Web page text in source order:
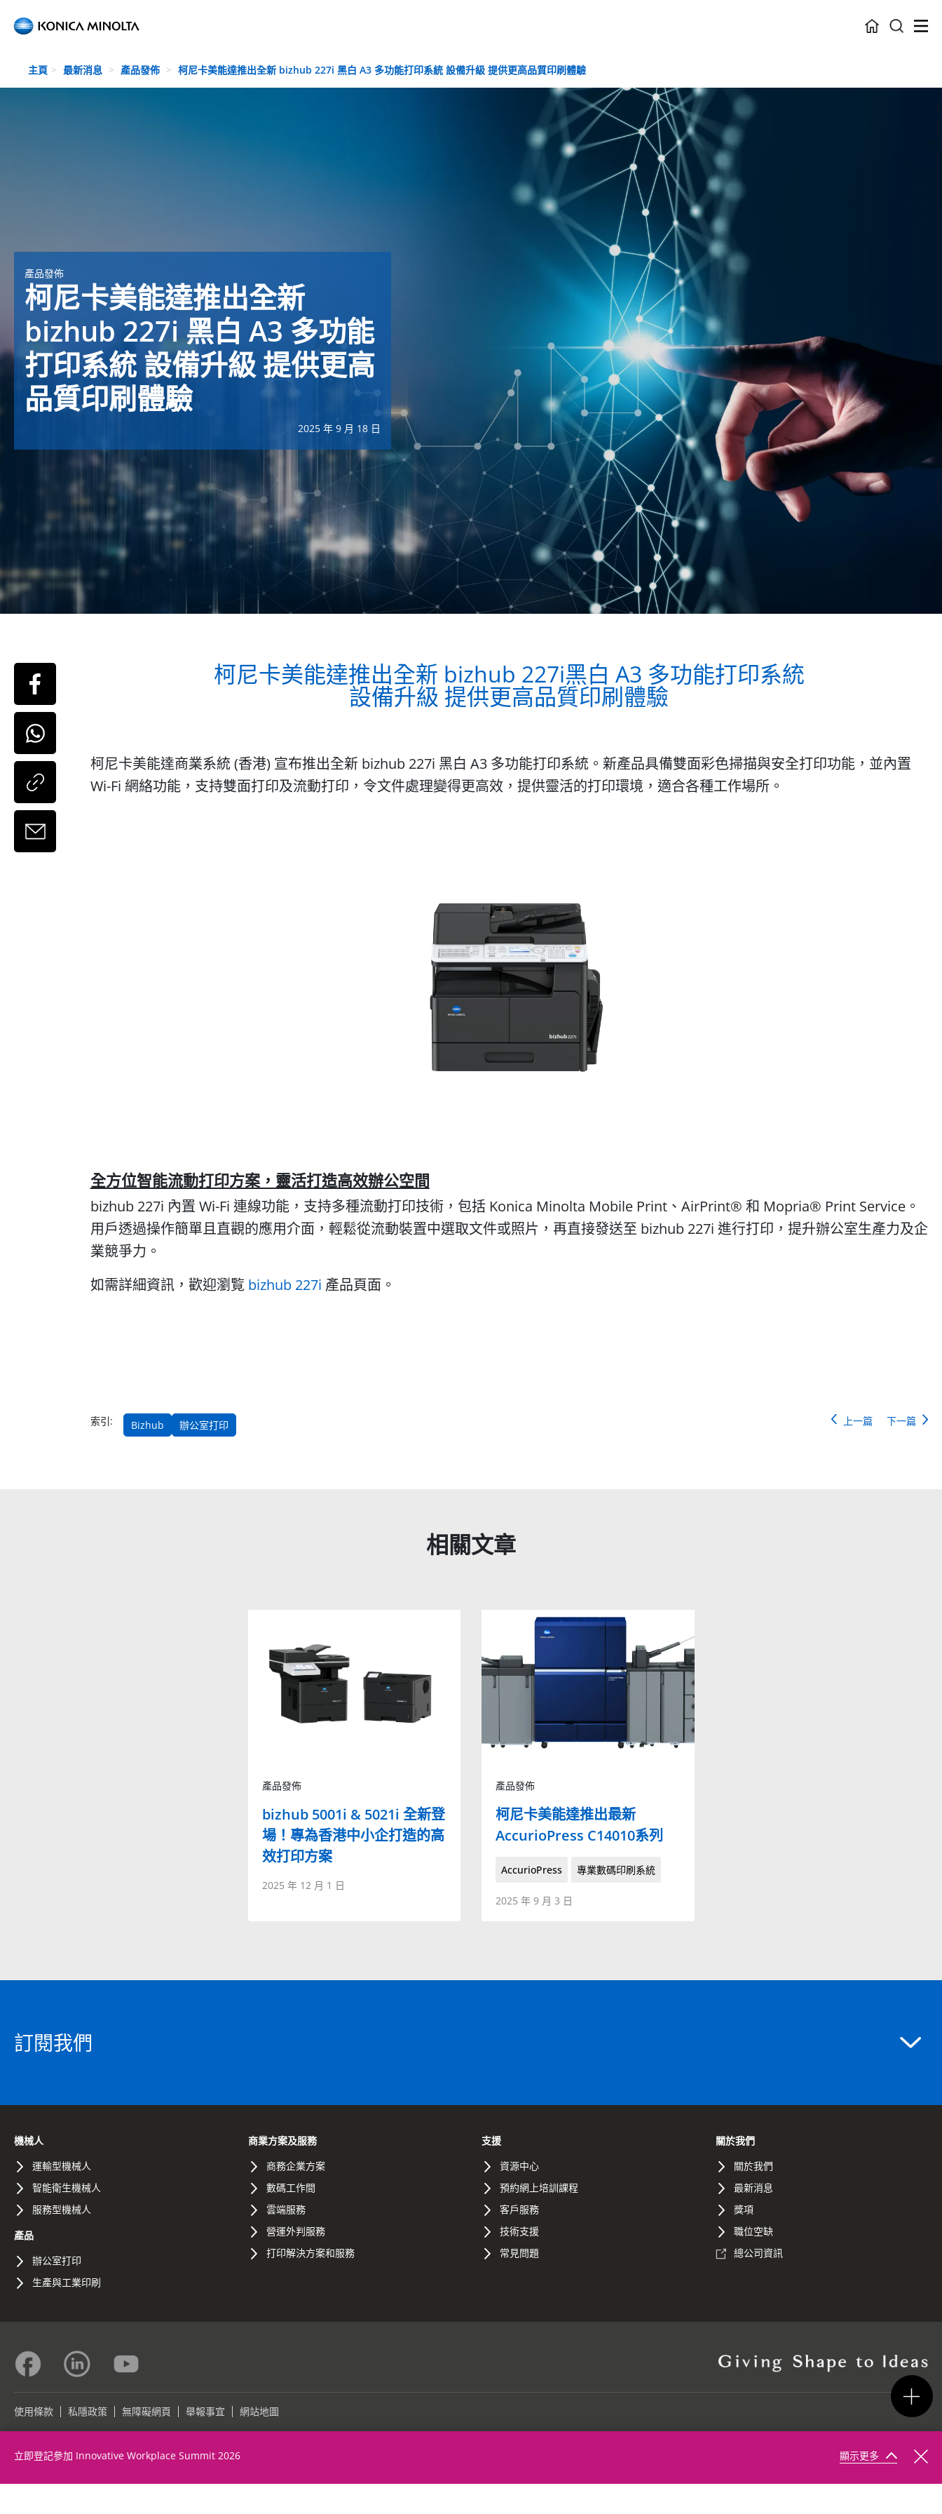
Skip to main content
主頁 最新消息 產品發佈 柯尼卡美能達推出全新 bizhub 227i 黑白 A3 多功能打印系統 設備升級 提供更高品質印刷體驗
產品發佈
柯尼卡美能達推出全新
bizhub 227i 黑白 A3 多功能
打印系統 設備升級 提供更高
品質印刷體驗
2025 年 9 月 18 日
柯尼卡美能達推出全新 bizhub 227i黑白 A3 多功能打印系統
設備升級 提供更高品質印刷體驗
柯尼卡美能達商業系統 (香港) 宣布推出全新 bizhub 227i 黑白 A3 多功能打印系統。新產品具備雙面彩色掃描與安全打印功能，並內置
Wi-Fi 網絡功能，支持雙面打印及流動打印，令文件處理變得更高效，提供靈活的打印環境，適合各種工作場所。
全方位智能流動打印方案，靈活打造高效辦公空間
bizhub 227i 內置 Wi-Fi 連線功能，支持多種流動打印技術，包括 Konica Minolta Mobile Print、AirPrint® 和 Mopria® Print Service。
用戶透過操作簡單且直觀的應用介面，輕鬆從流動裝置中選取文件或照片，再直接發送至 bizhub 227i 進行打印，提升辦公室生產力及企
業競爭力。
如需詳細資訊，歡迎瀏覧 bizhub 227i 產品頁面。
索引: Bizhub 辦公室打印 上一篇 下一篇
相關文章
產品發佈
bizhub 5001i & 5021i 全新登
場！專為香港中小企打造的高
效打印方案
2025 年 12 月 1 日
產品發佈
柯尼卡美能達推出最新
AccurioPress C14010系列
AccurioPress 專業數碼印刷系統
2025 年 9 月 3 日
立即登記參加 Innovative Workplace Summit 2026 顯示更多
訂閱我們
機械人
運輸型機械人
智能衛生機械人
服務型機械人
產品
辦公室打印
生產與工業印刷
商業方案及服務
商務企業方案
數碼工作間
雲端服務
營運外判服務
打印解決方案和服務
支援
資源中心
預約網上培訓課程
客戶服務
技術支援
常見問題
關於我們
關於我們
最新消息
獎項
職位空缺
總公司資訊
使用條款 私隱政策 無障礙網頁 舉報事宜
網站地圖